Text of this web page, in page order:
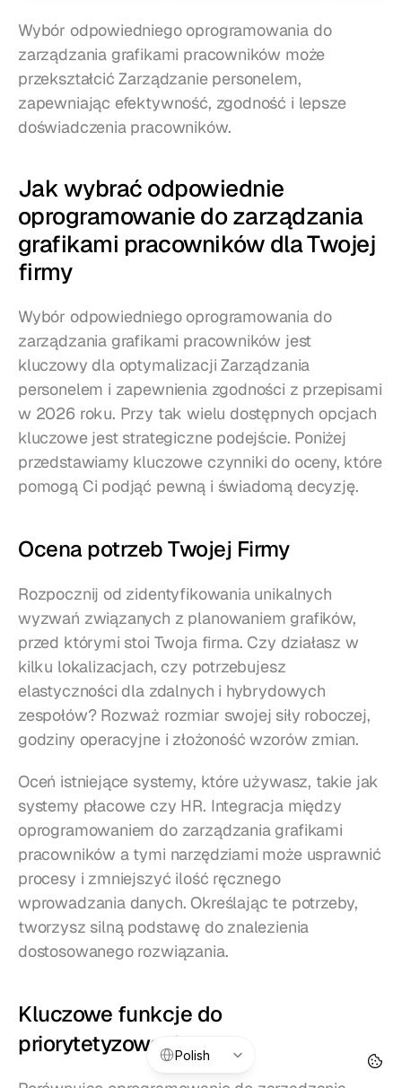
Wybór odpowiedniego oprogramowania do
zarządzania grafikami pracowników może
przekształcić Zarządzanie personelem,
zapewniając efektywność, zgodność i lepsze
doświadczenia pracowników.
Jak wybrać odpowiednie
oprogramowanie do zarządzania
grafikami pracowników dla Twojej
firmy
Wybór odpowiedniego oprogramowania do
zarządzania grafikami pracowników jest
kluczowy dla optymalizacji Zarządzania
personelem i zapewnienia zgodności z przepisami
w 2026 roku. Przy tak wielu dostępnych opcjach
kluczowe jest strategiczne podejście. Poniżej
przedstawiamy kluczowe czynniki do oceny, które
pomogą Ci podjąć pewną i świadomą decyzję.
Ocena potrzeb Twojej Firmy
Rozpocznij od zidentyfikowania unikalnych
wyzwań związanych z planowaniem grafików,
przed którymi stoi Twoja firma. Czy działasz w
kilku lokalizacjach, czy potrzebujesz
elastyczności dla zdalnych i hybrydowych
zespołów? Rozważ rozmiar swojej siły roboczej,
godziny operacyjne i złożoność wzorów zmian.
Oceń istniejące systemy, które używasz, takie jak
systemy płacowe czy HR. Integracja między
oprogramowaniem do zarządzania grafikami
pracowników a tymi narzędziami może usprawnić
procesy i zmniejszyć ilość ręcznego
wprowadzania danych. Określając te potrzeby,
tworzysz silną podstawę do znalezienia
dostosowanego rozwiązania.
Kluczowe funkcje do
priorytetyzowaniaSelect Language
Polish